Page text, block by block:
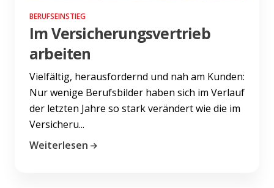
BERUFSEINSTIEG
Im Versicherungsvertrieb
arbeiten
Vielfältig, herausfordernd und nah am Kunden:
Nur wenige Berufsbilder haben sich im Verlauf
der letzten Jahre so stark verändert wie die im
Versicheru...
Weiterlesen